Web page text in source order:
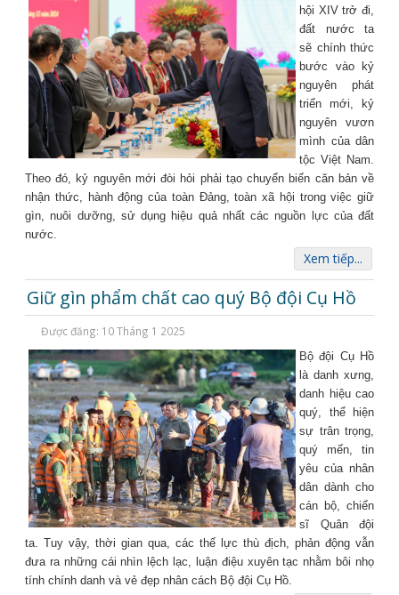
hội XIV trở đi,
đất nước ta
sẽ chính thức
bước vào kỷ
nguyên phát
triển mới, kỷ
nguyên vươn
mình của dân
tộc Việt Nam.
Theo đó, kỷ nguyên mới đòi hỏi phải tạo chuyển biến căn bản về
nhận thức, hành động của toàn Đảng, toàn xã hội trong việc giữ
gìn, nuôi dưỡng, sử dụng hiệu quả nhất các nguồn lực của đất
nước.
Xem tiếp...
Giữ gìn phẩm chất cao quý Bộ đội Cụ Hồ
Được đăng: 10 Tháng 1 2025
Bộ đội Cụ Hồ
là danh xưng,
danh hiệu cao
quý, thể hiện
sự trân trọng,
quý mến, tin
yêu của nhân
dân dành cho
cán bộ, chiến
sĩ Quân đội
ta. Tuy vậy, thời gian qua, các thế lực thù địch, phản động vẫn
đưa ra những cái nhìn lệch lạc, luận điệu xuyên tạc nhằm bôi nhọ
tính chính danh và vẻ đẹp nhân cách Bộ đội Cụ Hồ.